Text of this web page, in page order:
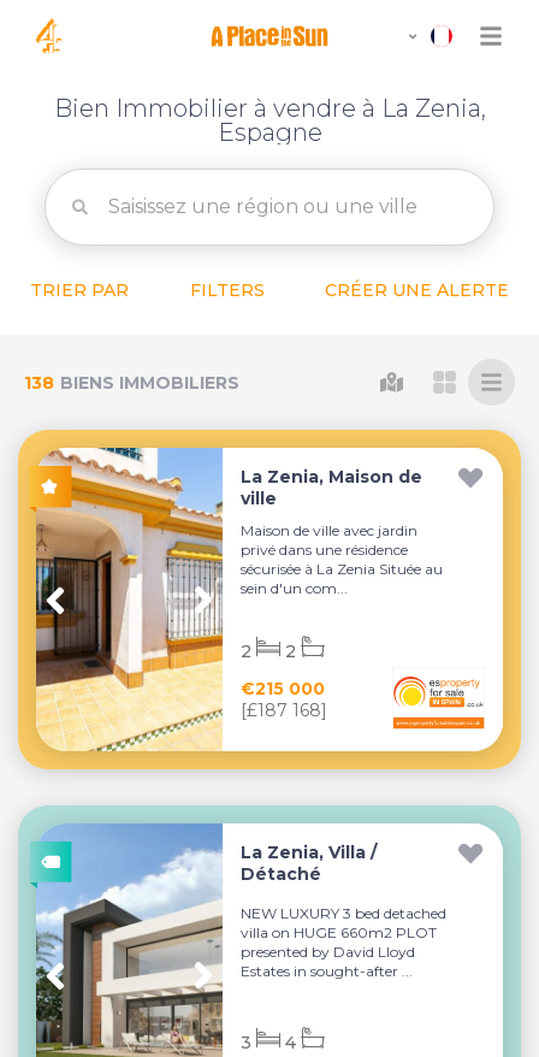
Bien Immobilier à vendre à La Zenia,
Espagne
TRIER PAR FILTERS CRÉER UNE ALERTE
138 BIENS IMMOBILIERS
La Zenia, Maison de
ville
Maison de ville avec jardin
privé dans une résidence
sécurisée à La Zenia Située au
sein d'un com...
€215 000
[£187 168]
2 2
La Zenia, Villa /
Détaché
NEW LUXURY 3 bed detached
villa on HUGE 660m2 PLOT
presented by David Lloyd
Estates in sought-after ...
3 4